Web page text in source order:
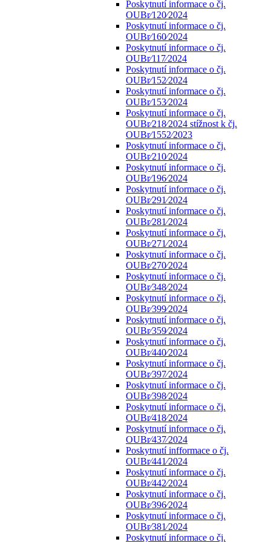
Poskytnutí informace o čj.
OUBr⁄120⁄2024
Poskytnutí informace o čj.
OUBr⁄160⁄2024
Poskytnutí informace o čj.
OUBr⁄117⁄2024
Poskytnutí informace o čj.
OUBr⁄152⁄2024
Poskytnutí informace o čj.
OUBr⁄153⁄2024
Poskytnutí informace o čj.
OUBr⁄218⁄2024 stížnost k čj.
OUBr⁄1552⁄2023
Poskytnutí informace o čj.
OUBr⁄210⁄2024
Poskytnutí informace o čj.
OUBr⁄196⁄2024
Poskytnutí informace o čj.
OUBr⁄291⁄2024
Poskytnutí informace o čj.
OUBr⁄281⁄2024
Poskytnutí informace o čj.
OUBr⁄271⁄2024
Poskytnutí informace o čj.
OUBr⁄270⁄2024
Poskytnutí informace o čj.
OUBr⁄348⁄2024
Poskytnutí informace o čj.
OUBr⁄399⁄2024
Poskytnutí informace o čj.
OUBr⁄359⁄2024
Poskytnutí informace o čj.
OUBr⁄440⁄2024
Poskytnutí informace o čj.
OUBr⁄397⁄2024
Poskytnutí informace o čj.
OUBr⁄398⁄2024
Poskytnutí informace o čj.
OUBr⁄418⁄2024
Poskytnutí informace o čj.
OUBr⁄437⁄2024
Poskytnutí infformace o čj.
OUBr⁄441⁄2024
Poskytnutí informace o čj.
OUBr⁄442⁄2024
Poskytnutí informace o čj.
OUBr⁄396⁄2024
Poskytnutí informace o čj.
OUBr⁄381⁄2024
Poskytnutí informace o čj.